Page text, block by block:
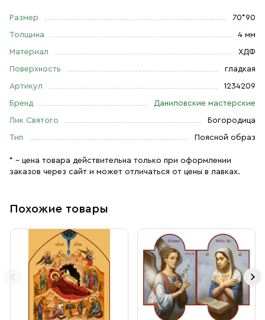
Размер 70*90
Толщина 4 мм
Материал ХДФ
Поверхность гладкая
Артикул 1234209
Бренд Даниловские мастерские
Лик Святого Богородица
Тип Поясной образ
* – цена товара действительна только при оформлении
заказов через сайт и может отличаться от цены в лавках.
Похожие товары